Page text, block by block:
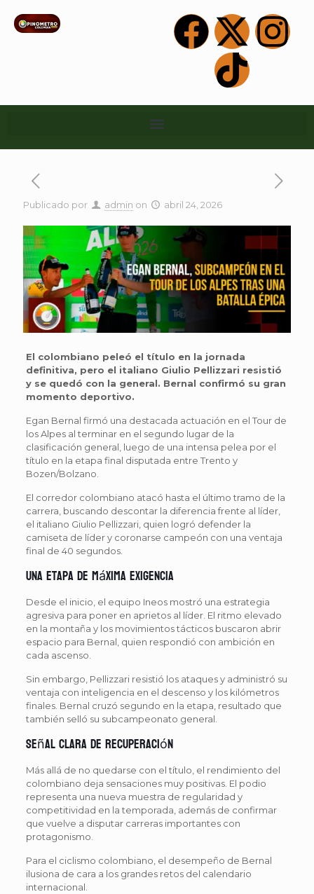
Publicado por admin on abril 24, 2026
El colombiano peleó el título en la jornada
definitiva, pero el italiano Giulio Pellizzari resistió
y se quedó con la general. Bernal confirmó su gran
momento deportivo.
Egan Bernal firmó una destacada actuación en el Tour de
los Alpes al terminar en el segundo lugar de la
clasificación general, luego de una intensa pelea por el
título en la etapa final disputada entre Trento y
Bozen/Bolzano.
El corredor colombiano atacó hasta el último tramo de la
carrera, buscando descontar la diferencia frente al líder,
el italiano Giulio Pellizzari, quien logró defender la
camiseta de líder y coronarse campeón con una ventaja
final de 40 segundos.
Una etapa de máxima exigencia
Desde el inicio, el equipo Ineos mostró una estrategia
agresiva para poner en aprietos al líder. El ritmo elevado
en la montaña y los movimientos tácticos buscaron abrir
espacio para Bernal, quien respondió con ambición en
cada ascenso.
Sin embargo, Pellizzari resistió los ataques y administró su
ventaja con inteligencia en el descenso y los kilómetros
finales. Bernal cruzó segundo en la etapa, resultado que
también selló su subcampeonato general.
Señal clara de recuperación
Más allá de no quedarse con el título, el rendimiento del
colombiano deja sensaciones muy positivas. El podio
representa una nueva muestra de regularidad y
competitividad en la temporada, además de confirmar
que vuelve a disputar carreras importantes con
protagonismo.
Para el ciclismo colombiano, el desempeño de Bernal
ilusiona de cara a los grandes retos del calendario
internacional.